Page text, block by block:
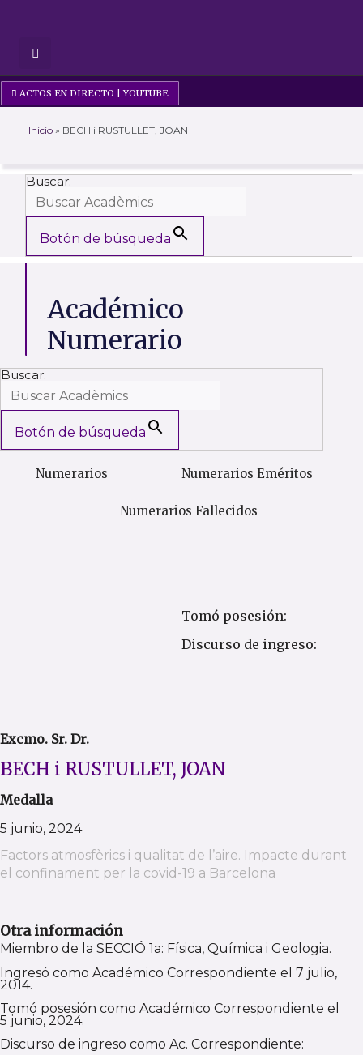
contenido
ACTOS EN DIRECTO | YOUTUBE
Inicio » BECH i RUSTULLET, JOAN
Buscar:
Botón de búsqueda
Académico
Numerario
Buscar:
Botón de búsqueda
Numerarios Numerarios Eméritos
Numerarios Fallecidos
Tomó posesión:
Discurso de ingreso:
Excmo. Sr. Dr.
BECH i RUSTULLET, JOAN
Medalla
5 junio, 2024
Factors atmosfèrics i qualitat de l’aire. Impacte durant
el confinament per la covid-19 a Barcelona
Otra información
Miembro de la SECCIÓ 1a: Física, Química i Geologia.
Ingresó como Académico Correspondiente el 7 julio,
2014.
Tomó posesión como Académico Correspondiente el
5 junio, 2024.
Discurso de ingreso como Ac. Correspondiente: